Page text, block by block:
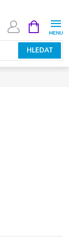
HLEDAT
NÁKUPNÍ
KOŠÍK